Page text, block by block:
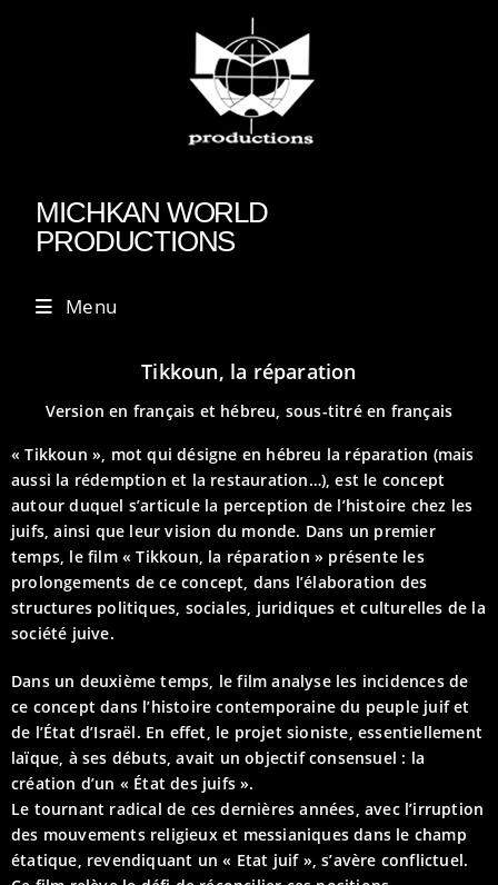
MICHKAN WORLD
PRODUCTIONS
Menu
Tikkoun, la réparation
Version en français et hébreu, sous-titré en français
« Tikkoun », mot qui désigne en hébreu la réparation (mais
aussi la rédemption et la restauration…), est le concept
autour duquel s’articule la perception de l’histoire chez les
juifs, ainsi que leur vision du monde. Dans un premier
temps, le film « Tikkoun, la réparation » présente les
prolongements de ce concept, dans l’élaboration des
structures politiques, sociales, juridiques et culturelles de la
société juive.
Dans un deuxième temps, le film analyse les incidences de
ce concept dans l’histoire contemporaine du peuple juif et
de l’État d’Israël. En effet, le projet sioniste, essentiellement
laïque, à ses débuts, avait un objectif consensuel : la
création d’un « État des juifs ».
Le tournant radical de ces dernières années, avec l’irruption
des mouvements religieux et messianiques dans le champ
étatique, revendiquant un « Etat juif », s’avère conflictuel.